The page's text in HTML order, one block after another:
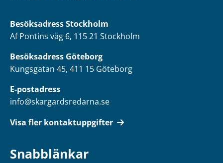
BesöksadressStockholm
Af Pontins väg 6, 115 21 Stockholm
Besöksadress Göteborg
Kungsgatan 45, 411 15 Göteborg
E-postadress
info@skargardsredarna.se
Visa fler kontaktuppgifter
Snabblänkar